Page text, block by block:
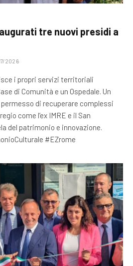
tre nuovi presidi a
2026
i propri servizi territoriali
di Comunità e un Ospedale. Un
di recuperare complessi
come l’ex IMRE e il San
del patrimonio e innovazione.
#EZrome